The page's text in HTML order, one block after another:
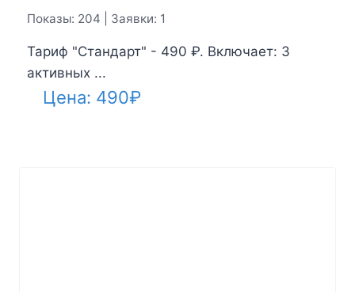
Показы: 204 | Заявки: 1
Тариф "Стандарт" - 490 ₽. Включает: 3
активных ...
Цена: 490₽